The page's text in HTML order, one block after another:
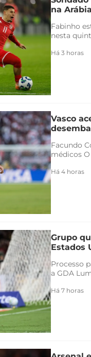
na
Fabinho
nesta
Há 3 horas
Vasco
Facundo
médicos
Há 4 horas
Grupo
Estados
Processo
a GDA
Há 7 horas